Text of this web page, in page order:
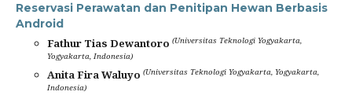
Reservasi Perawatan dan Penitipan Hewan Berbasis
Android
Fathur Tias Dewantoro (Universitas Teknologi Yogyakarta,
Yogyakarta, Indonesia)
Anita Fira Waluyo (Universitas Teknologi Yogyakarta, Yogyakarta,
Indonesia)